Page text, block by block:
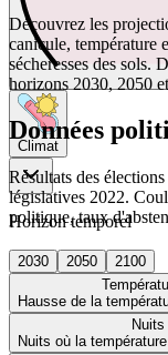
Climat
Horizon temporel
2030 2050
2100
Hausse de la
Nuits où la
Découvrez les
canicule, température
sécheresses des sols.
horizons 2030, 2050
Données
Résultats des
législatives 2022.
politique, taux